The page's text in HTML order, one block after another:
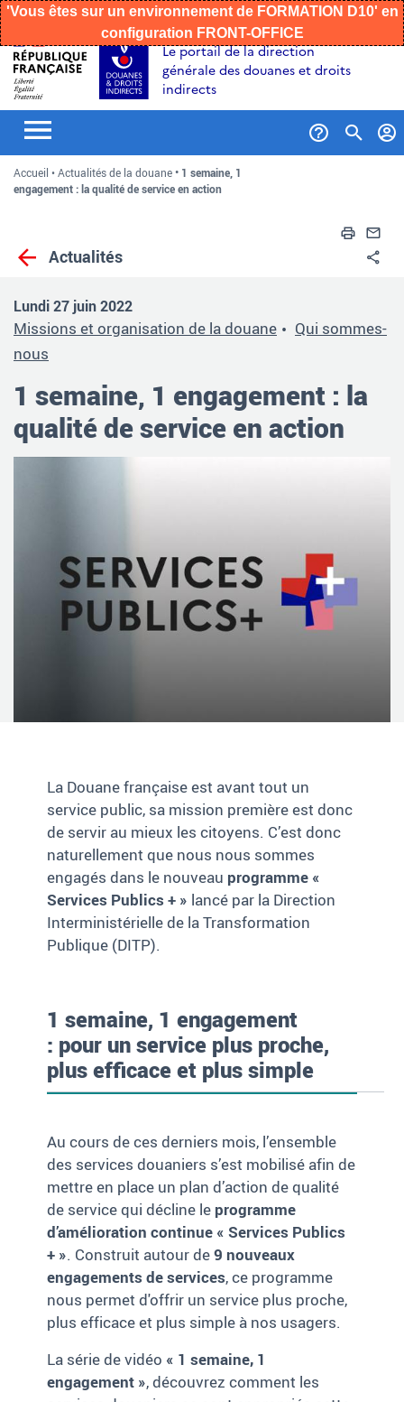
Aller
au
contenu
Aller
recherche
Aller
au
menu
'Vous êtes sur un environnement de FORMATION D10' en
configuration FRONT-OFFICE
Le portail de la direction
générale des douanes et droits
indirects
Accueil Actualités de la douane
1 semaine, 1
engagement : la qualité de service en action
Actualités
Lundi 27 juin 2022
Missions et organisation de la douane
Qui sommes-
nous
1 semaine, 1 engagement : la
qualité de service en action
La Douane française est avant tout un
service public, sa mission première est donc
de servir au mieux les citoyens. C’est donc
naturellement que nous nous sommes
engagés dans le nouveau programme «
Services Publics + » lancé par la Direction
Interministérielle de la Transformation
Publique (DITP).
1 semaine, 1 engagement
: pour un service plus proche,
plus efficace et plus simple
Au cours de ces derniers mois, l’ensemble
des services douaniers s’est mobilisé afin de
mettre en place un plan d’action de qualité
de service qui décline le programme
d’amélioration continue « Services Publics
+ ». Construit autour de9 nouveaux
engagements de services, ce programme
nous permet d'offrir un service plus proche,
plus efficace et plus simple à nos usagers.
La série de vidéo « 1 semaine, 1
engagement », découvrez comment les